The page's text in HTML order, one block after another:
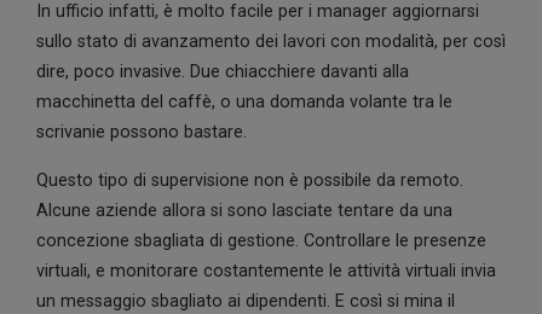
In ufficio infatti, è molto facile per i manager aggiornarsi
sullo stato di avanzamento dei lavori con modalità, per così
dire, poco invasive. Due chiacchiere davanti alla
macchinetta del caffè, o una domanda volante tra le
scrivanie possono bastare.
Questo tipo di supervisione non è possibile da remoto.
Alcune aziende allora si sono lasciate tentare da una
concezione sbagliata di gestione. Controllare le presenze
virtuali, e monitorare costantemente le attività virtuali invia
un messaggio sbagliato ai dipendenti. E così si mina il